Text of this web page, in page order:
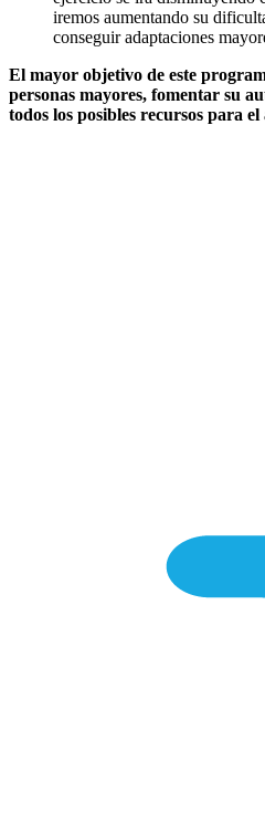
iremos aumentando su
conseguir adaptaciones
El mayor objetivo de este
personas mayores, fomentar su
todos los posibles recursos para